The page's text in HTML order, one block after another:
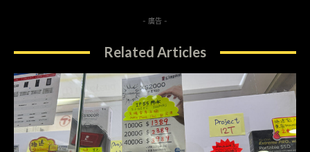
- 廣告 -
Related Articles